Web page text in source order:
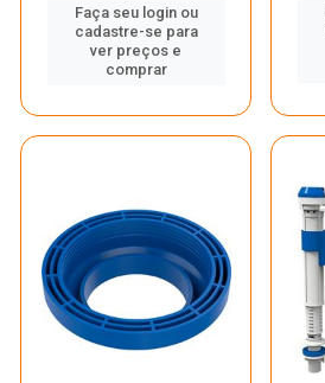
Faça seu login ou
cadastre-se para
ver preços e
comprar